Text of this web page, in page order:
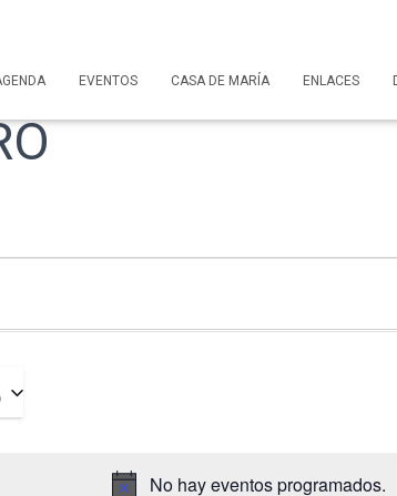
EVENTOS CASA DE MARÍA ENLACES
No hay eventos programados.